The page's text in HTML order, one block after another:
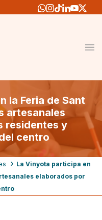
la Feria de Sant
artesanales
residentes y
centro
La Vinyota participa en
elaborados por